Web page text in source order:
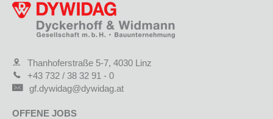
Thanhoferstraße 5-7, 4030 Linz
+43 732 / 38 32 91 - 0
gf.dywidag@dywidag.at
OFFENE JOBS